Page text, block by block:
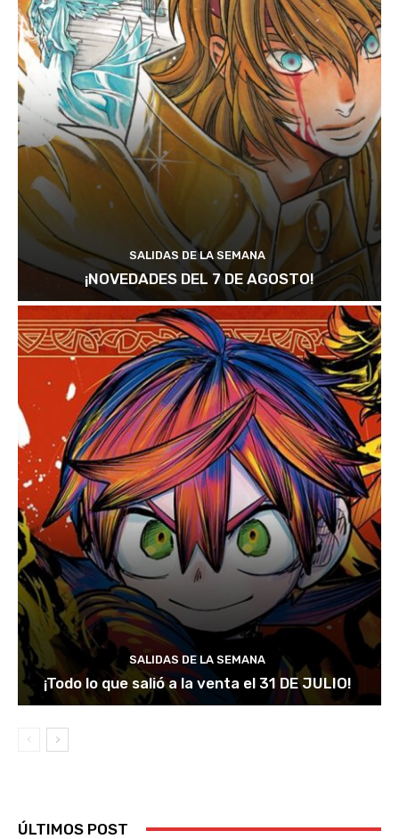
SALIDAS DE LA SEMANA
¡NOVEDADES DEL 7 DE AGOSTO!
SALIDAS DE LA SEMANA
¡Todo lo que salió a la venta el 31 DE JULIO!
ÚLTIMOS POST